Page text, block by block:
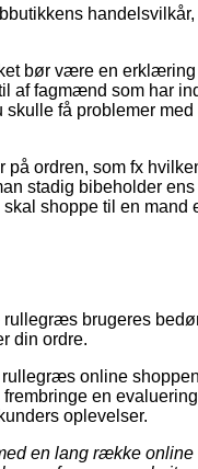
handelsvilkår,
bør være en erklæring
af fagmænd som har
få problemer med
på ordren, som fx
stadig bibeholder ens
shoppe til en mand
brugeres
din ordre.
online
en
oplevelser.
en lang række online